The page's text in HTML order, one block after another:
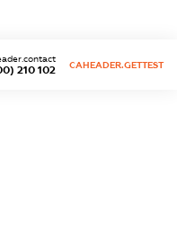
210 102 CAHEADER.GETTEST